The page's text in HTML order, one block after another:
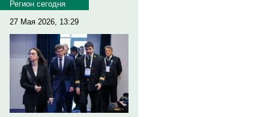
Регион сегодня
27 Мая 2026, 13:29